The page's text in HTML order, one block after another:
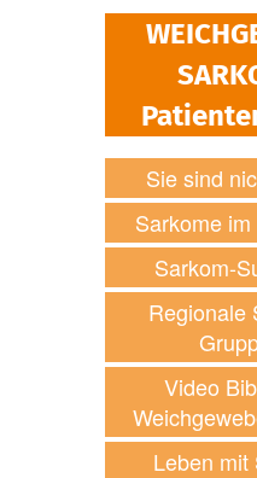
Sie sind
Sarkome
Sarkom-
Regionale
Video
Leben mit